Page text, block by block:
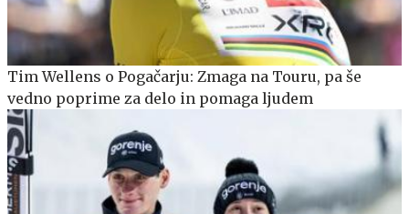
Tim Wellens o Pogačarju: Zmaga na Touru, pa še
vedno poprime za delo in pomaga ljudem